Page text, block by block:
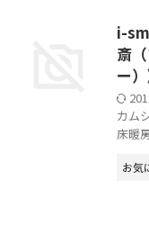
i-
斎
ー）
カム
床暖
お気